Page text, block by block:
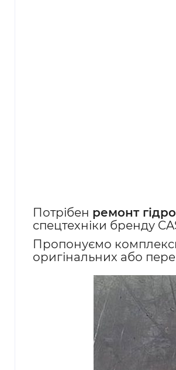
Потрібен ремонт
спецтехніки бренду
Пропонуємо
оригінальних або